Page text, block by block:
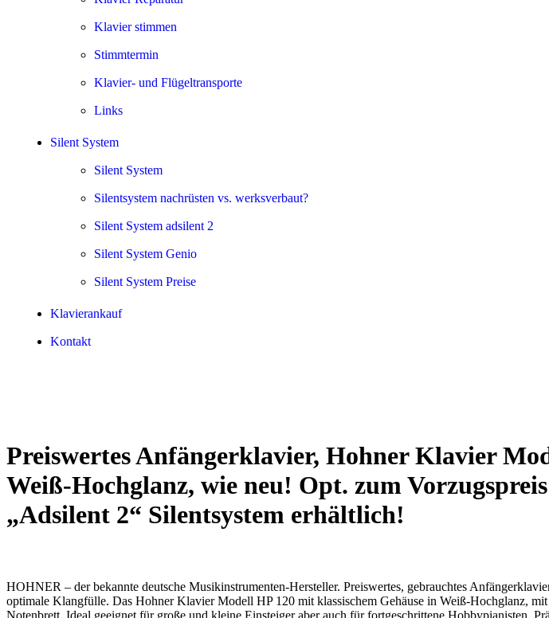
Klavier stimmen
Stimmtermin
Klavier- und Flügeltransporte
Links
Silent System
Silent System
Silentsystem nachrüsten vs. werksverbaut?
Silent System adsilent 2
Silent System Genio
Silent System Preise
Klavierankauf
Kontakt
Preiswertes Anfängerklavier, Hohner Klavier
Weiß-Hochglanz, wie neu! Opt. zum
„Adsilent 2“ Silentsystem erhältlich!
HOHNER – der bekannte deutsche Musikinstrumenten-Hersteller. Preiswertes, gebrauchtes
optimale Klangfülle. Das Hohner Klavier Modell HP 120 mit klassischem Gehäuse in Weiß-Hochglanz,
Notenbrett. Ideal geeignet für große und kleine Einsteiger aber auch für fortgeschrittene Hobbypianisten.